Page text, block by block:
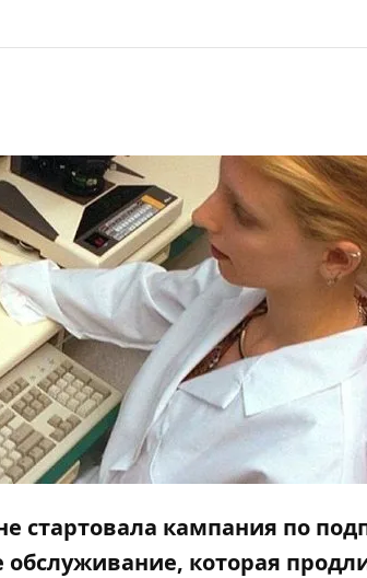
стартовала кампания по
которая